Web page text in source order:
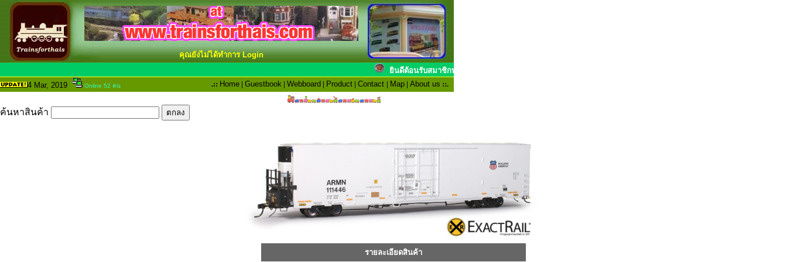
คุณยังไม่ได้ทำการ Login
ยินดีต้อนรับสมาชิกทุกๆท่าน ขณะนี้โชว์รูมได้เปิดให้ชมอย่างเป็นทางการ
4 Mar, 2019 Online 52 คน .:: Home | Guestbook | Webboard | Product | Contact | Map | About us ::.
ค้นหาสินค้า
รายละเอียดสินค้า